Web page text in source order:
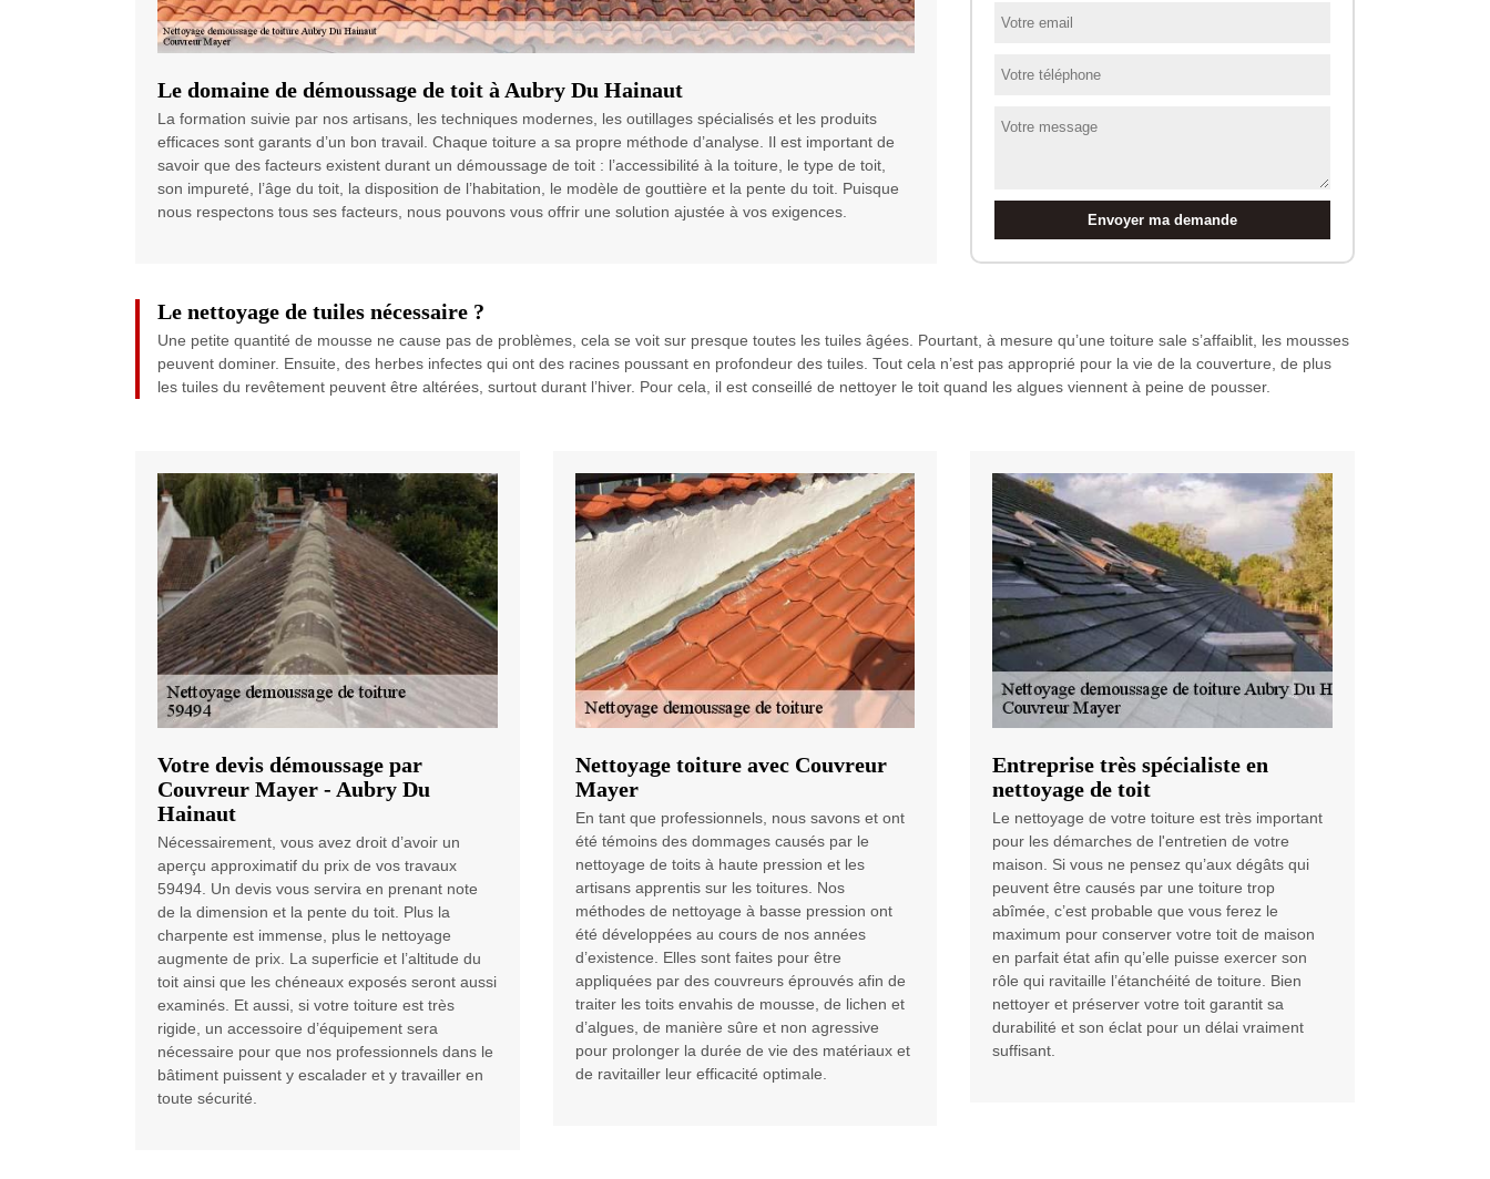
Le domaine de démoussage de toit à Aubry Du Hainaut
La formation suivie par nos artisans, les techniques modernes, les outillages spécialisés et les produits
efficaces sont garants d’un bon travail. Chaque toiture a sa propre méthode d’analyse. Il est important de
savoir que des facteurs existent durant un démoussage de toit : l’accessibilité à la toiture, le type de toit,
son impureté, l’âge du toit, la disposition de l’habitation, le modèle de gouttière et la pente du toit. Puisque
nous respectons tous ses facteurs, nous pouvons vous offrir une solution ajustée à vos exigences.
Le nettoyage de tuiles nécessaire ?
Une petite quantité de mousse ne cause pas de problèmes, cela se voit sur presque toutes les tuiles âgées. Pourtant, à mesure qu’une toiture sale s’affaiblit, les mousses
peuvent dominer. Ensuite, des herbes infectes qui ont des racines poussant en profondeur des tuiles. Tout cela n’est pas approprié pour la vie de la couverture, de plus
les tuiles du revêtement peuvent être altérées, surtout durant l’hiver. Pour cela, il est conseillé de nettoyer le toit quand les algues viennent à peine de pousser.
Votre devis démoussage par
Couvreur Mayer - Aubry Du
Hainaut
Nécessairement, vous avez droit d’avoir un
aperçu approximatif du prix de vos travaux
59494. Un devis vous servira en prenant note
de la dimension et la pente du toit. Plus la
charpente est immense, plus le nettoyage
augmente de prix. La superficie et l’altitude du
toit ainsi que les chéneaux exposés seront aussi
examinés. Et aussi, si votre toiture est très
rigide, un accessoire d’équipement sera
nécessaire pour que nos professionnels dans le
bâtiment puissent y escalader et y travailler en
toute sécurité.
Nettoyage toiture avec Couvreur
Mayer
En tant que professionnels, nous savons et ont
été témoins des dommages causés par le
nettoyage de toits à haute pression et les
artisans apprentis sur les toitures. Nos
méthodes de nettoyage à basse pression ont
été développées au cours de nos années
d’existence. Elles sont faites pour être
appliquées par des couvreurs éprouvés afin de
traiter les toits envahis de mousse, de lichen et
d’algues, de manière sûre et non agressive
pour prolonger la durée de vie des matériaux et
de ravitailler leur efficacité optimale.
Entreprise très spécialiste en
nettoyage de toit
Le nettoyage de votre toiture est très important
pour les démarches de l'entretien de votre
maison. Si vous ne pensez qu’aux dégâts qui
peuvent être causés par une toiture trop
abîmée, c’est probable que vous ferez le
maximum pour conserver votre toit de maison
en parfait état afin qu’elle puisse exercer son
rôle qui ravitaille l’étanchéité de toiture. Bien
nettoyer et préserver votre toit garantit sa
durabilité et son éclat pour un délai vraiment
suffisant.